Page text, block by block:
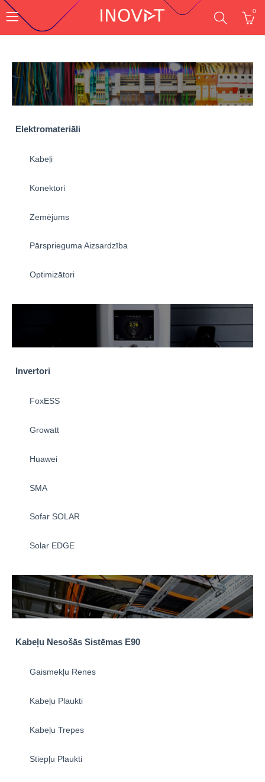
0
Elektromateriāli
Kabeļi
Konektori
Zemējums
Pārsprieguma Aizsardzība
Optimizātori
Invertori
FoxESS
Growatt
Huawei
SMA
Sofar SOLAR
Solar EDGE
Kabeļu Nesošās Sistēmas E90
Gaismekļu Renes
Kabeļu Plaukti
Kabeļu Trepes
Stiepļu Plaukti